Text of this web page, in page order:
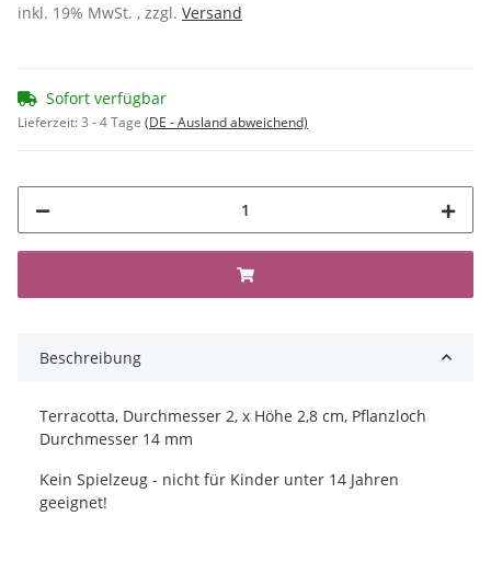
inkl. 19% MwSt. , zzgl. Versand
Sofort verfügbar
Lieferzeit:3 - 4 Tage (DE - Ausland abweichend)
Beschreibung
Terracotta, Durchmesser 2, x Höhe 2,8 cm, Pflanzloch
Durchmesser 14 mm
Kein Spielzeug - nicht für Kinder unter 14 Jahren
geeignet!